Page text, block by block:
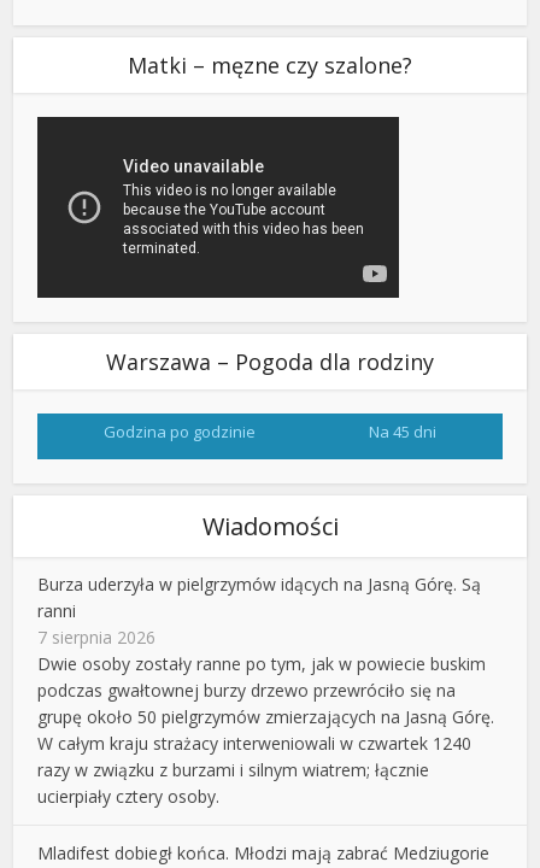
Matki – męzne czy szalone?
Warszawa – Pogoda dla rodziny
Godzina po godzinie Na 45 dni
Wiadomości
Burza uderzyła w pielgrzymów idących na Jasną Górę. Są
ranni
7 sierpnia 2026
Dwie osoby zostały ranne po tym, jak w powiecie buskim
podczas gwałtownej burzy drzewo przewróciło się na
grupę około 50 pielgrzymów zmierzających na Jasną Górę.
W całym kraju strażacy interweniowali w czwartek 1240
razy w związku z burzami i silnym wiatrem; łącznie
ucierpiały cztery osoby.
Mladifest dobiegł końca. Młodzi mają zabrać Medziugorie